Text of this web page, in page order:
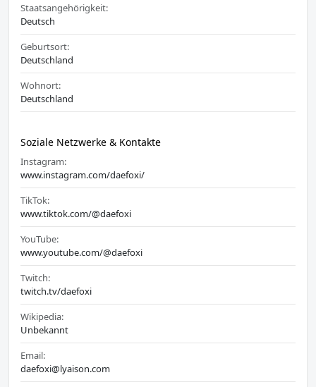
Staatsangehörigkeit:
Deutsch
Geburtsort:
Deutschland
Wohnort:
Deutschland
Soziale Netzwerke & Kontakte
Instagram:
www.instagram.com/daefoxi/
TikTok:
www.tiktok.com/@daefoxi
YouTube:
www.youtube.com/@daefoxi
Twitch:
twitch.tv/daefoxi
Wikipedia:
Unbekannt
Email:
daefoxi@lyaison.com